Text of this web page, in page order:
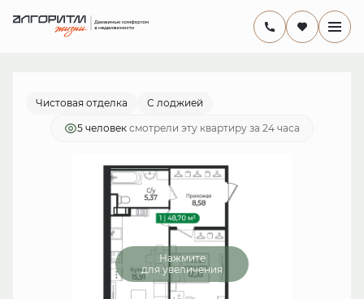
1-комнатная
9 496 500 руб.
от 27 630 руб./мес.
Чистовая отделка С лоджией
5 человек смотрели эту квартиру за 24 часа
Нажмите
для увеличения